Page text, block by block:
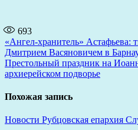
693
Навигация
по
записям
«Ангел-хранитель» Астафьева:
Дмитрием Васяновичем в
Престольный праздник на
архиерейском подворье
Похожая запись
Новости Рубцовская епархия